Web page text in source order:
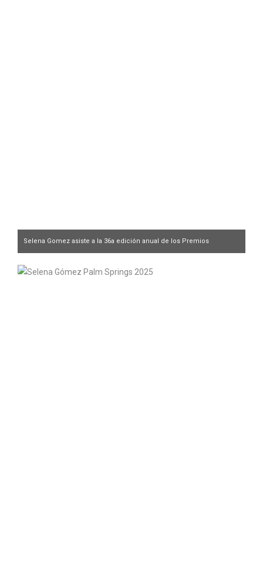
Selena Gomez asiste a la 36a edición anual de los Premios
Convenciones de Palm Springs el 3 de enero de 2025 en Palm